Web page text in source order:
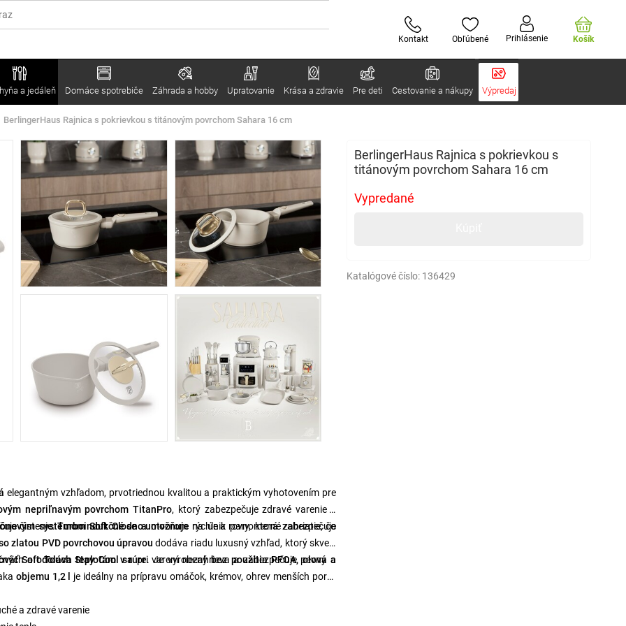
Kontakt Obľúbené Prihlásenie Košík
a jedáleň Domáce spotrebiče Záhrada a hobby Upratovanie Krása a zdravie Pre deti Cestovanie a nákupy Výpredaj
BerlingerHaus Rajnica s pokrievkou s titánovým povrchom Sahara 16 cm
BerlingerHaus Rajnica s pokrievkou s
titánovým povrchom Sahara 16 cm
Vypredané
Katalógové číslo: 136429
elegantným vzhľadom, prvotriednou kvalitou a praktickým vyhotovením pre
nepriľnavým povrchom TitanPro, ktorý zabezpečuje zdravé varenie s
čistenie.Turboindukčné dno umožňuje rýchle a rovnomerné zahriatie, čo
systémom Soft Close aotvorom na únik pary, ktorá zabezpečuje
zlatou PVD povrchovou úpravou dodáva riadu luxusný vzhľad, ktorý skvele
Soft Touch Stay Cool sapri varení nezahrieva a zabezpečuje pevný a
aodoláva teplotám v rúre. Je vyrobenýbez použitia PFOA, olova a
objemu 1,2 l
je ideálny na prípravu omáčok, krémov, ohrev menších porcií
a zdravé varenie